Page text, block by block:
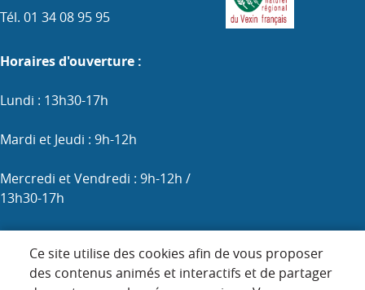
Ce site utilise des cookies afin de vous proposer
des contenus animés et interactifs et de partager
Tél. 01 34 08 95 95
Horaires d'ouverture :
Lundi : 13h30-17h
Mardi et Jeudi : 9h-12h
Mercredi et Vendredi : 9h-12h /
13h30-17h